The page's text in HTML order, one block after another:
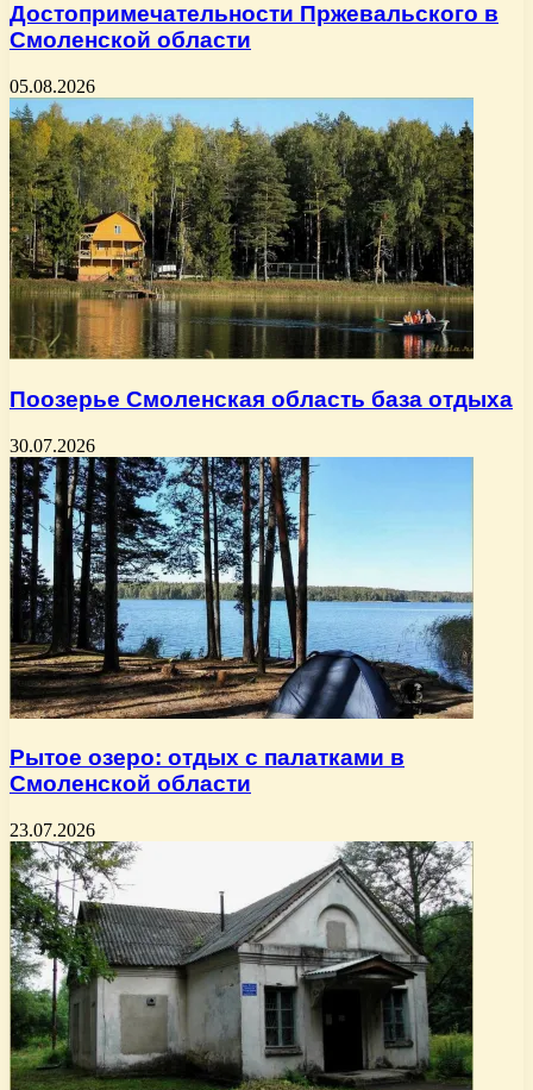
Достопримечательности Пржевальского в
Смоленской области
05.08.2026
Поозерье Смоленская область база отдыха
30.07.2026
Рытое озеро: отдых с палатками в
Смоленской области
23.07.2026